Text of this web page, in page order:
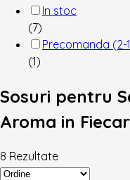
In stoc
(7)
Precomanda (2-
(1)
Sosuri pentru
Aroma in
8 Rezultate